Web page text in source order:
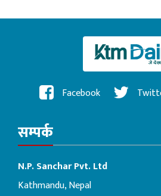
Facebook
सम्पर्क
N.P. Sanchar Pvt. Ltd
Kathmandu, Nepal